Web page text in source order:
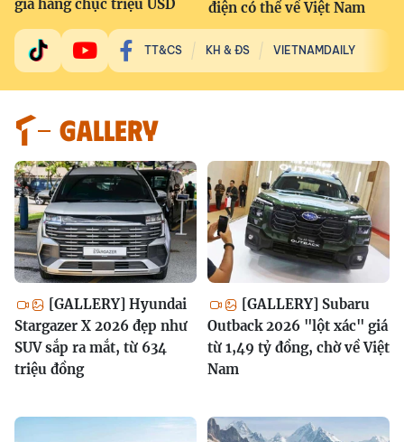
giá hàng chục triệu USD
điện có thể về Việt Nam
TT&CS KH & ĐS VIETNAMDAILY
GALLERY
[GALLERY] Hyundai
Stargazer X 2026 đẹp như
SUV sắp ra mắt, từ 634
triệu đồng
[GALLERY] Subaru
Outback 2026 "lột xác" giá
từ 1,49 tỷ đồng, chờ về Việt
Nam